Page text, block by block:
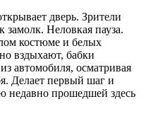
дверь. Зрители
Неловкая пауза.
костюме и белых
вздыхают, бабки
автомобиля, осматривая
Делает первый шаг и
недавно прошедшей здесь